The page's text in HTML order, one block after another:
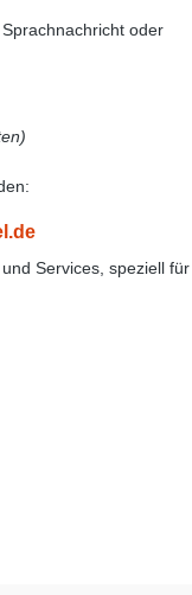
oder
Services, speziell für